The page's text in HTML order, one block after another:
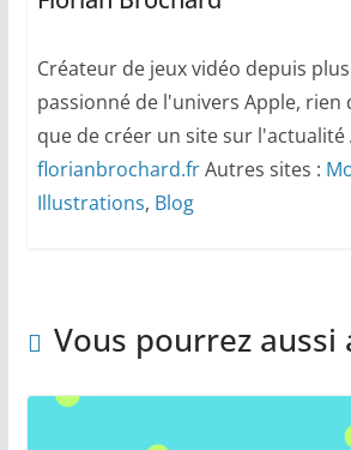
Créateur de jeux vidéo depuis
passionné de l'univers Apple, rien
que de créer un site sur l'actualité
florianbrochard.frAutres sites :
Illustrations, Blog
Vous pourrez aussi